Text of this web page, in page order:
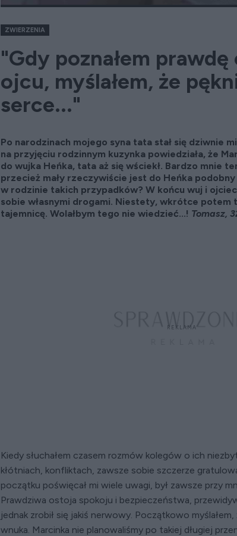
ZWIERZENIA
"Gdy poznałem prawdę
ojcu, myślałem, że
serce..."
Po narodzinach mojego syna tata stał się dziwnie
na przyjęciu rodzinnym kuzynka powiedziała, że
do wujka Heńka, tata aż się wściekł. Bardzo mnie
przecież mały rzeczywiście jest do Heńka
w rodzinie takich przypadków? W końcu wuj i
sobie własnymi drogami. Niestety, wkrótce potem
tajemnicę. Wolałbym tego nie wiedzieć...! Tomasz,
Kiedy słuchałem czasem rozmów kolegów o ich
kłótniach, konfliktach, zawsze sobie szczerze
początku poświęcał mi wiele uwagi, był zawsze przy
Prawdziwa ostoja spokoju i bezpieczeństwa,
jednak zrobił się jakiś nerwowy. Początkowo
wnuka. Marcinka nie planowaliśmy po takiej długiej